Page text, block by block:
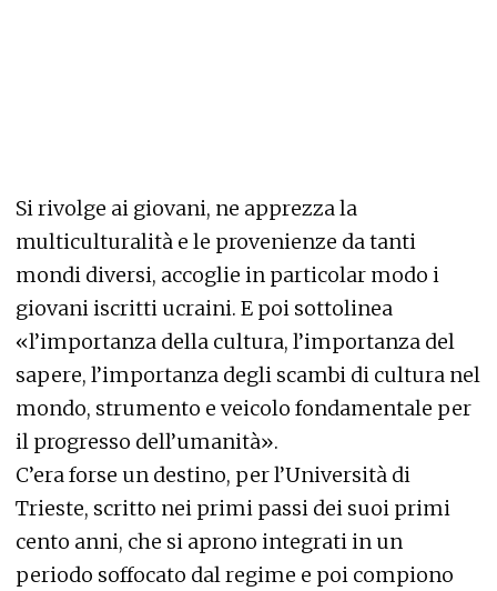
Si rivolge ai giovani, ne apprezza la
multiculturalità e le provenienze da tanti
mondi diversi, accoglie in particolar modo i
giovani iscritti ucraini. E poi sottolinea
«l’importanza della cultura, l’importanza del
sapere, l’importanza degli scambi di cultura nel
mondo, strumento e veicolo fondamentale per
il progresso dell’umanità».
C’era forse un destino, per l’Università di
Trieste, scritto nei primi passi dei suoi primi
cento anni, che si aprono integrati in un
periodo soffocato dal regime e poi compiono